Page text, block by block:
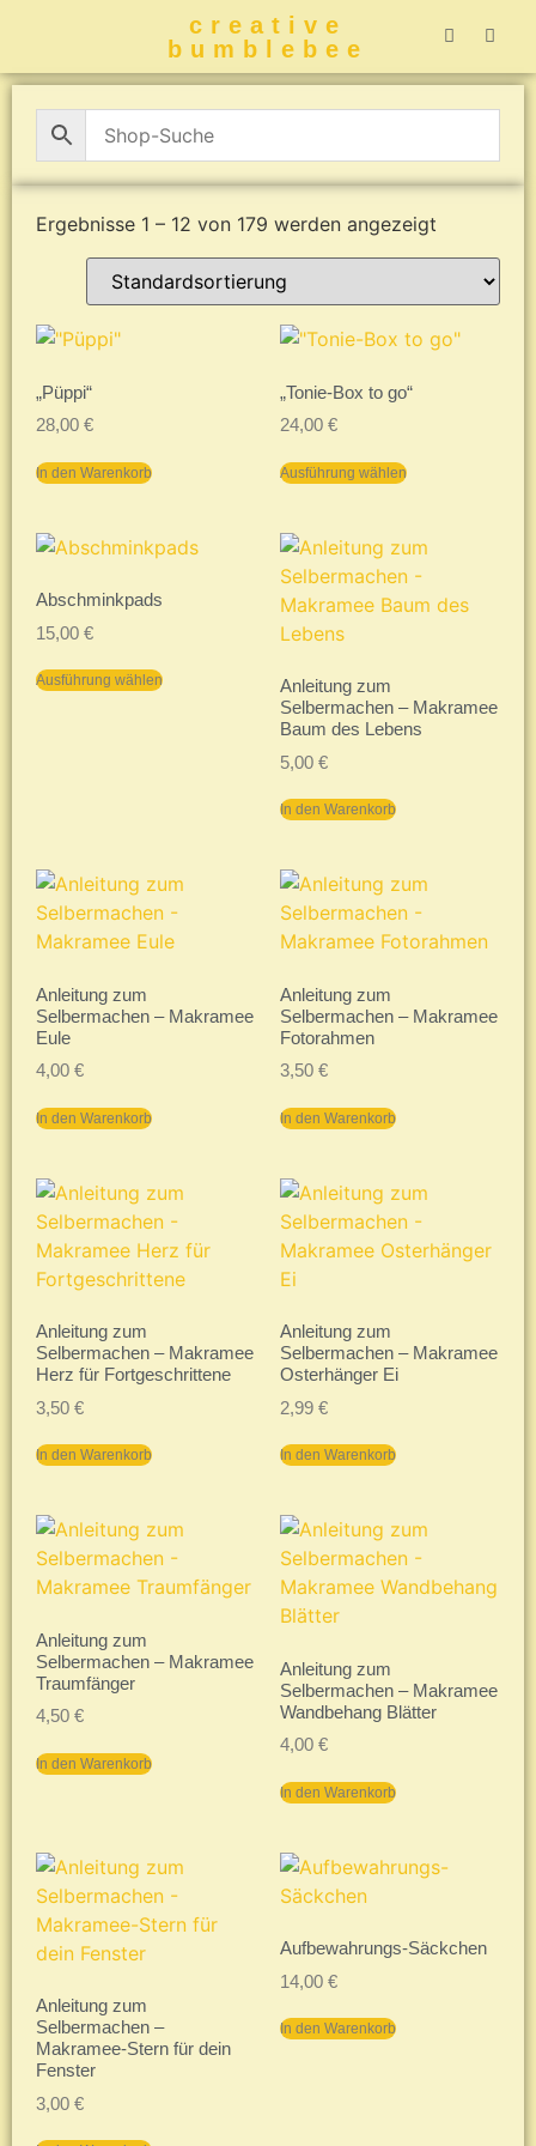
creative
bumblebee
Ergebnisse 1 – 12 von 179 werden angezeigt
„Püppi“
28,00 €
In den Warenkorb
„Tonie-Box to go“
24,00 €
Ausführung wählen
Abschminkpads
15,00 €
Ausführung wählen
Anleitung zum
Selbermachen – Makramee
Baum des Lebens
5,00 €
In den Warenkorb
Anleitung zum
Selbermachen – Makramee
Eule
4,00 €
In den Warenkorb
Anleitung zum
Selbermachen – Makramee
Fotorahmen
3,50 €
In den Warenkorb
Anleitung zum
Selbermachen – Makramee
Herz für Fortgeschrittene
3,50 €
In den Warenkorb
Anleitung zum
Selbermachen – Makramee
Osterhänger Ei
2,99 €
In den Warenkorb
Anleitung zum
Selbermachen – Makramee
Traumfänger
4,50 €
In den Warenkorb
Anleitung zum
Selbermachen – Makramee
Wandbehang Blätter
4,00 €
In den Warenkorb
Anleitung zum
Selbermachen –
Makramee-Stern für dein
Fenster
3,00 €
Aufbewahrungs-Säckchen
14,00 €
In den Warenkorb